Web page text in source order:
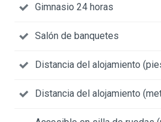
Gimnasio 24 horas
Salón de banquetes
Distancia del alojamiento
Distancia del alojamiento